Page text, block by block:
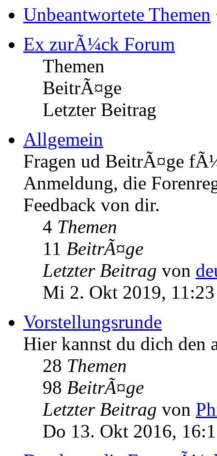
Unbeantwortete Themen
Ex zurÃ¼ck Forum
Themen
BeitrÃ¤ge
Letzter Beitrag
Allgemein
Fragen ud BeitrÃ¤ge
Anmeldung, die
Feedback von dir.
4 Themen
11 BeitrÃ¤ge
Letzter Beitrag von
Mi 2. Okt 2019, 11:23
Vorstellungsrunde
Hier kannst du dich den
28 Themen
98 BeitrÃ¤ge
Letzter Beitrag von
Do 13. Okt 2016,